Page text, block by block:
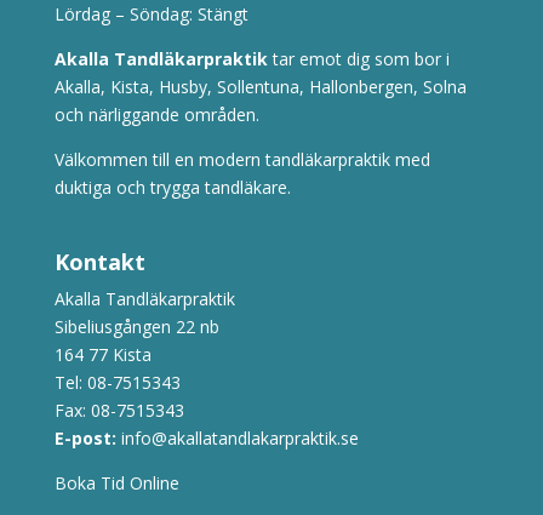
Lördag – Söndag: Stängt
Akalla Tandläkarpraktiktar emot dig som bor i
Akalla, Kista, Husby, Sollentuna, Hallonbergen, Solna
och närliggande områden.
Välkommen till en modern tandläkarpraktik med
duktiga och trygga tandläkare.
Kontakt
Akalla Tandläkarpraktik
Sibeliusgången 22 nb
164 77 Kista
Tel: 08-7515343
Fax: 08-7515343
E-post: info@akallatandlakarpraktik.se
Boka Tid Online